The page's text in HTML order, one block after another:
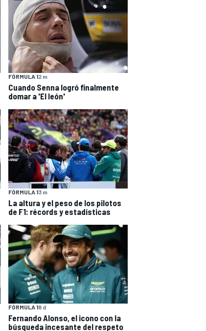
FÓRMULA 12 m
Cuando Senna logró finalmente
domar a 'El león'
FÓRMULA 13 m
La altura y el peso de los pilotos
de F1: récords y estadísticas
FÓRMULA 18 d
Fernando Alonso, el icono con la
búsqueda incesante del respeto